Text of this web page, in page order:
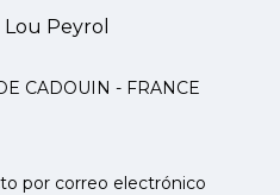
Peyrol
CADOUIN - FRANCE
por correo electrónico